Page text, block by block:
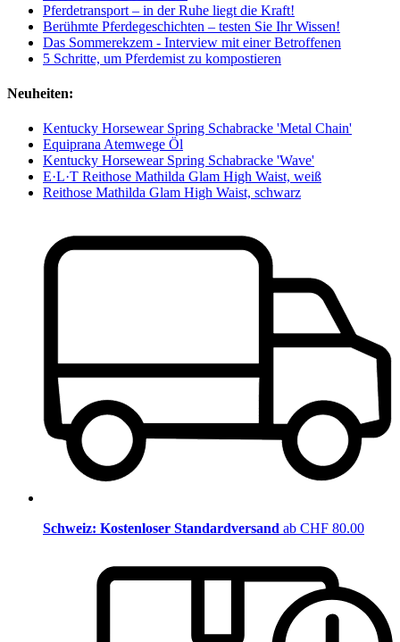
Pferdetransport – in der Ruhe liegt die Kraft!
Berühmte Pferdegeschichten – testen Sie Ihr Wissen!
Das Sommerekzem - Interview mit einer Betroffenen
5 Schritte, um Pferdemist zu kompostieren
Neuheiten:
Kentucky Horsewear Spring Schabracke 'Metal Chain'
Equiprana Atemwege Öl
Kentucky Horsewear Spring Schabracke 'Wave'
E·L·T Reithose Mathilda Glam High Waist, weiß
Reithose Mathilda Glam High Waist, schwarz
Schweiz: Kostenloser Standardversand ab CHF 80.00